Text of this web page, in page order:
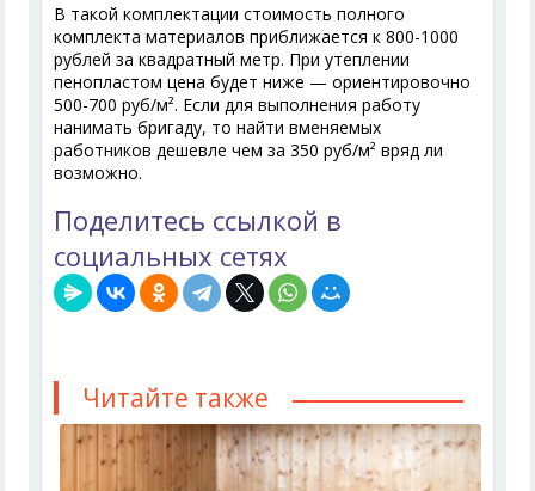
В такой комплектации стоимость полного
комплекта материалов приближается к 800-1000
рублей за квадратный метр. При утеплении
пенопластом цена будет ниже — ориентировочно
500-700 руб/м². Если для выполнения работу
нанимать бригаду, то найти вменяемых
работников дешевле чем за 350 руб/м² вряд ли
возможно.
Поделитесь ссылкой в
социальных сетях
Читайте также